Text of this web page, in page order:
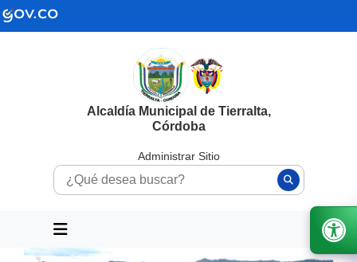
Alcaldía Municipal de Tierralta,
Córdoba
Administrar Sitio